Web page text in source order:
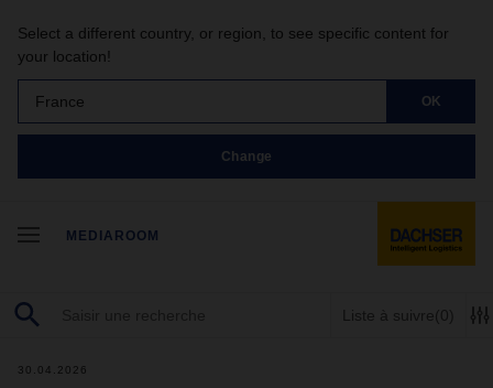
Select a different country, or region, to see specific content for
your location!
France OK
Change
MEDIAROOM
Liste à suivre(0)
30.04.2026